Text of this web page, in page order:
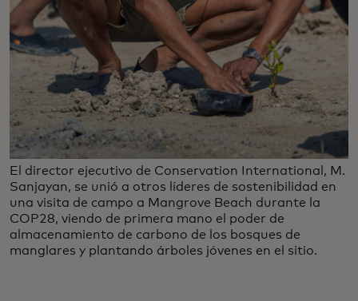
El director ejecutivo de Conservation International, M.
Sanjayan, se unió a otros líderes de sostenibilidad en
una visita de campo a Mangrove Beach durante la
COP28, viendo de primera mano el poder de
almacenamiento de carbono de los bosques de
manglares y plantando árboles jóvenes en el sitio.